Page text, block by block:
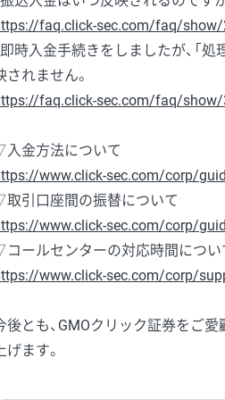
faq.click-sec.com/faq/show/
即時入金手続きをしましたが、「
されません。
faq.click-sec.com/faq/show/
金方法について
www.click-sec.com/corp/
引口座間の振替について
www.click-sec.com/corp/
ールセンターの対応時間につい
www.click-sec.com/corp/
後とも、GMOクリック証券をご
げます。